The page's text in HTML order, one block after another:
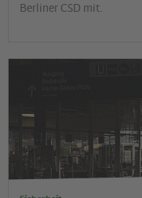
Berliner CSD mit.